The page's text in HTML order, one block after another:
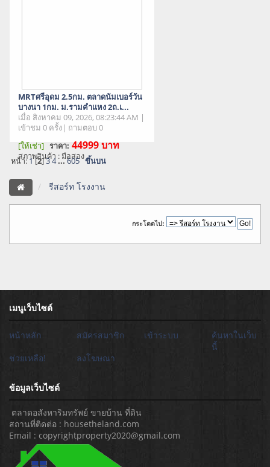
MRTศรีอุดม 2.5กม. ตลาดนัมเบอร์วัน
บางนา 1กม. ม.รามคำแหง 2ถ.เ...
เมื่อ สิงหาคม 09, 2026, 08:23:44 AM |
เข้าชม 0 ครั้ง| ถามตอบ 0
[ให้เช่า] ราคา: 44999บาท
สภาพสินค้า : มือสอง
หน้า:1[2]34 ...605 ขึ้นบน
รีสอร์ท โรงงาน
กระโดดไป:
เมนูเว็บไซต์
หน้าหลัก สมัครสมาชิก เข้าระบบ
ค้นหาในเว็บ
นี้
ช่วยเหลือ!
ลงโฆษณา
ข้อมูลเว็บไซต์
ตลาดอสังหาริมทรัพย์ ขายบ้าน ที่ดิน
สถานที่ติดต่อ : housetheland.com
Email : copyrightproperty2020@gmail.com